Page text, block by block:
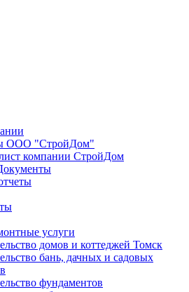
ООО "СтройДом"
компании СтройДом
услуги
домов и коттеджей Томск
бань, дачных и садовых
фундаментов